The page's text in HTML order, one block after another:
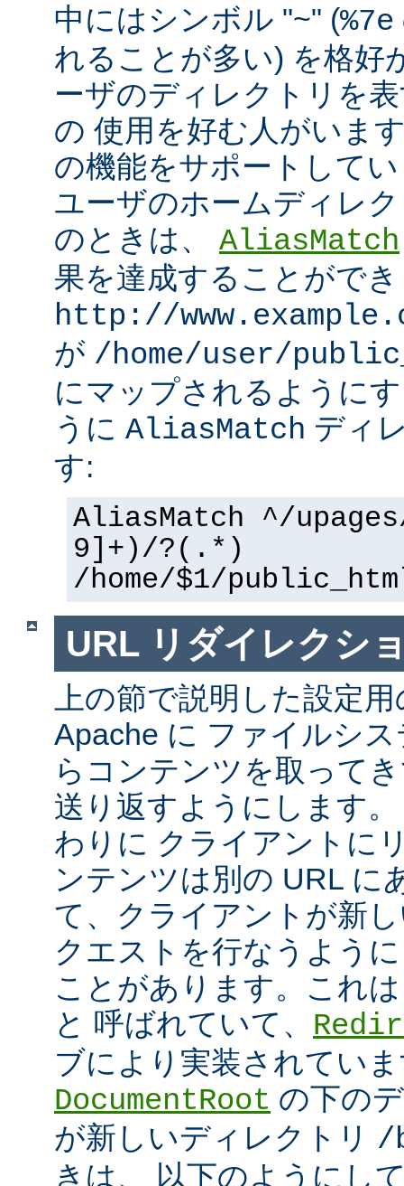
中にはシンボル "~" (%7e
れることが多い) を格好
ーザのディレクトリを
の 使用を好む人がいま
の機能をサポートして
ユーザのホームディレ
のときは、 AliasMatch
果を達成することがで
http://
が /home/user/
にマップされるように
うに AliasMatch ディ
す:
AliasMatch ^/
9]+)/?(.*)
/home/$1/
URL リダイレクシ
上の節で説明した設定
Apache に ファイルシ
らコンテンツを取って
送り返すようにします
わりに クライアントに
ンテンツは別の URL に
て、クライアントが新
クエストを行なうよう
ことがあります。これは
と 呼ばれていて、
ブにより実装されてい
DocumentRoot の下の
が新しいディレクトリ /
きは、 以下のようにし